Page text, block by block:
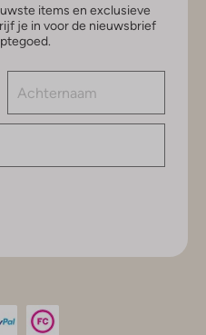
items en exclusieve
je in voor de nieuwsbrief